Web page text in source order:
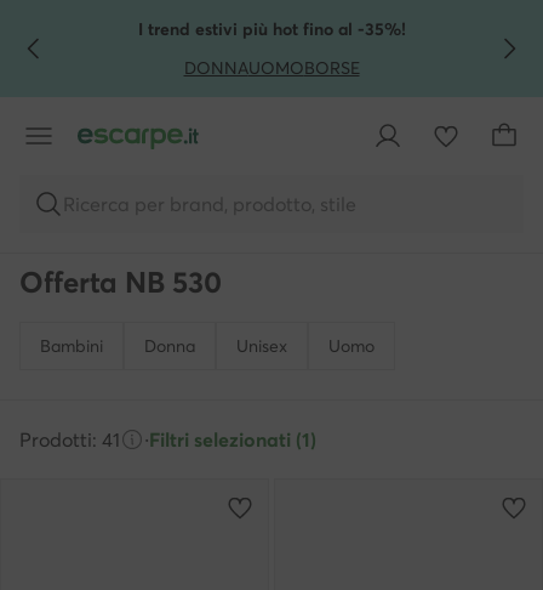
VAI AL CONTENUTO PRINCIPALE
VAI ALLA RICERCAI trend estivi più hot fino al -35%!
DONNAUOMOBORSE
Ricerca per brand, prodotto, stile
Offerta NB 530
Bambini Donna Unisex Uomo
Prodotti: 41 ·Filtri selezionati (1)